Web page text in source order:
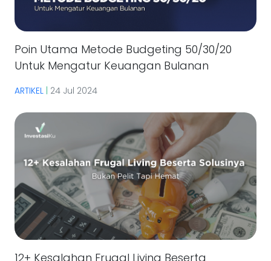
Poin Utama Metode Budgeting 50/30/20
Untuk Mengatur Keuangan Bulanan
ARTIKEL 24 Jul 2024
12+ Kesalahan Frugal Living Beserta